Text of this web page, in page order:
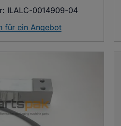
ILALC-0014909-04
für ein Angebot